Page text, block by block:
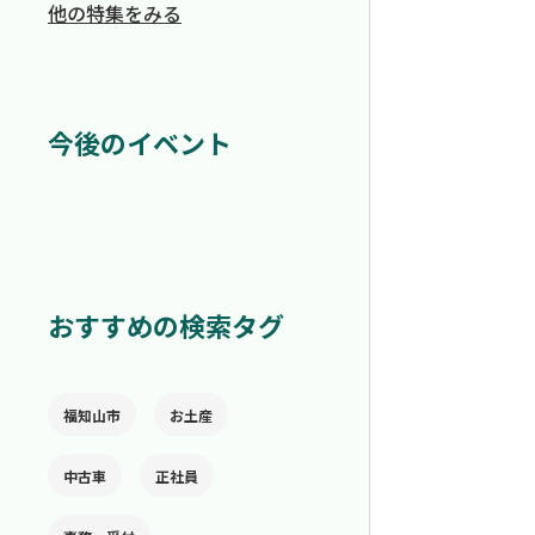
他の特集をみる
今後のイベント
おすすめの検索タグ
福知山市 お土産
中古車 正社員